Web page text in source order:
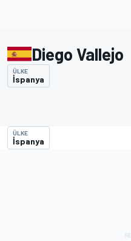
Diego Vallejo
ÜLKE
İspanya
ÜLKE
İspanya